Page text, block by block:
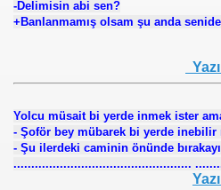
-Delimisin abi sen?
+Banlanmamış olsam şu anda
Yolcu müsait bi yerde inmek ister
- Şoför bey mübarek bi yerde inebilir
- Şu ilerdeki caminin önünde
..................................................